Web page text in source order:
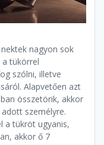
nagyon sok
tükörrel
szólni, illetve
Alapvetően azt
összetörik, akkor
személyre.
a tükröt ugyanis,
akkor ő 7